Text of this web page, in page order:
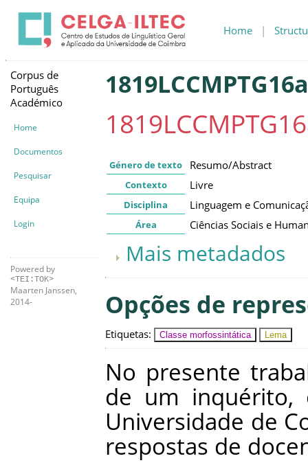
Home |
Corpus de
Português
Académico
Home
Documentos
Pesquisar
Equipa
Login
Powered by
<TEI:TOK>
Maarten Janssen,
2014-
1819LCCMPTG16a
Género de texto Resumo/Abstract
Contexto Livre
Disciplina Linguagem e
Área Ciências Sociais e
Mais metadados
Opções de
Etiquetas: Classe morfossintática Lema
No presente
de um inquérito,
Universidade de
respostas de